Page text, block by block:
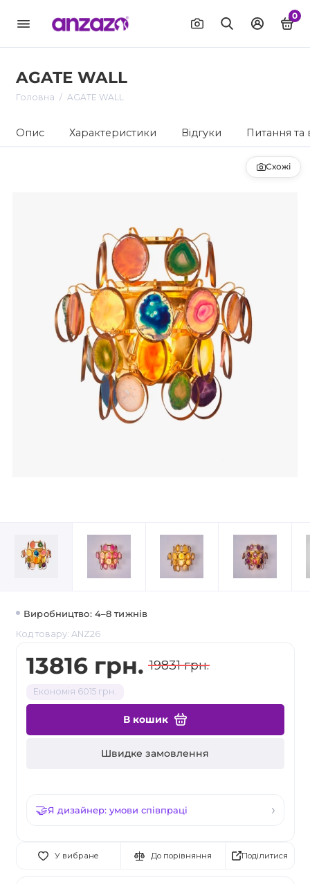
0
AGATE WALL
Головна AGATE WALL
Опис Характеристики Відгуки Питання та
Схожі
Виробництво: 4–8 тижнів
Код товару: ANZ26
13816 грн. 19831 грн.
Економія 6015 грн.
В кошик
Швидке замовлення
Я дизайнер: умови співпраці
У вибране До порівняння Поділитися